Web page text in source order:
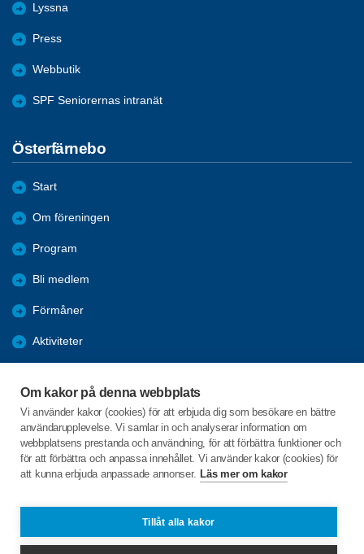
Om kakor på denna webbplats
Vi använder kakor (cookies) för att erbjuda dig som besökare en bättre
användarupplevelse. Vi samlar in och analyserar information om
webbplatsens prestanda och användning, för att förbättra funktioner och
för att förbättra och anpassa innehållet. Vi använder kakor (cookies) för
att kunna erbjuda anpassade annonser. Läs mer om kakor
Tillåt alla kakor
Lyssna
Press
Webbutik
SPF Seniorernas intranät
Österfärnebo
Start
Om föreningen
Program
Bli medlem
Förmåner
Aktiviteter
Bildgalleri
Mötesreferat
C/o:Alvar Olsson
811 74 ÖSTERFÄRNEBO